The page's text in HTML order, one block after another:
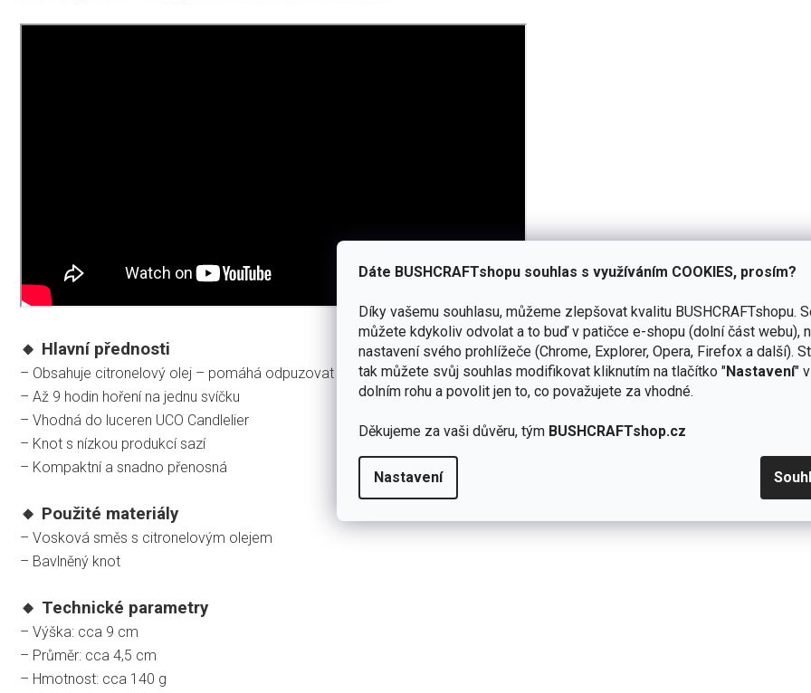
Dáte BUSHCRAFTshopu souhlas s využíváním COOKIES, prosím?
Díky vašemu souhlasu, můžeme zlepšovat kvalitu BUSHCRAFTshopu.
můžete kdykoliv odvolat a to buď v patičce e-shopu (dolní část webu),
nastavení svého prohlížeče (Chrome, Explorer, Opera, Firefox a další).
tak můžete svůj souhlas modifikovat kliknutím na tlačítko "Nastavení"
dolním rohu a povolit jen to, co považujete za vhodné.
Děkujeme za vaši důvěru, tým BUSHCRAFTshop.cz
Nastavení
🔸 Hlavní přednosti
– Obsahuje citronelový olej – pomáhá odpuzovat hmyz
– Až 9 hodin hoření na jednu svíčku
– Vhodná do luceren UCO Candlelier
– Knot s nízkou produkcí sazí
– Kompaktní a snadno přenosná
🔸 Použité materiály
– Vosková směs s citronelovým olejem
– Bavlněný knot
🔸 Technické parametry
– Výška: cca 9 cm
– Průměr: cca 4,5 cm
– Hmotnost: cca 140 g